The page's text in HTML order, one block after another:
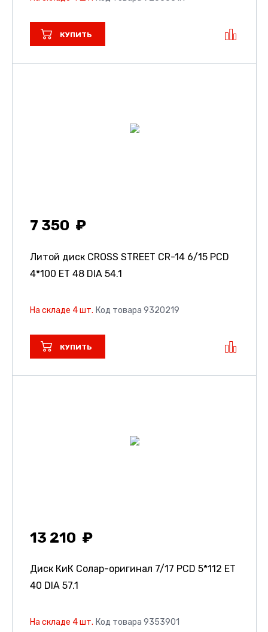
КУПИТЬ
7 350
Литой диск CROSS STREET CR-14 6/15 PCD
4*100 ET 48 DIA 54.1
На складе 4 шт. Код товара 9320219
КУПИТЬ
13 210
Диск КиК Солар-оригинал 7/17 PCD 5*112 ET
40 DIA 57.1
На складе 4 шт. Код товара 9353901